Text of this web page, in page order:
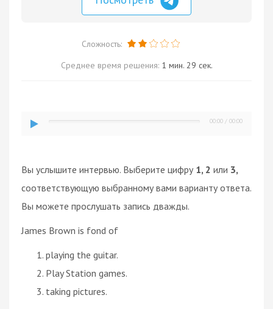
Сложность:
Среднее время решения: 1 мин. 29 сек.
00:00 / 00:00
Вы услышите интервью. Выберите цифру 1, 2 или 3,
соответствующую выбранному вами варианту ответа.
Вы можете прослушать запись дважды.
James Brown is fond of
playing the guitar.
Play Station games.
taking pictures.